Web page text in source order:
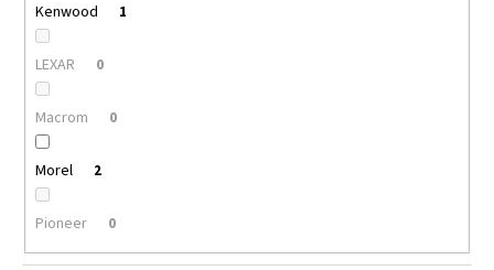
Kenwood 1
LEXAR 0
Macrom 0
Morel 2
Pioneer 0